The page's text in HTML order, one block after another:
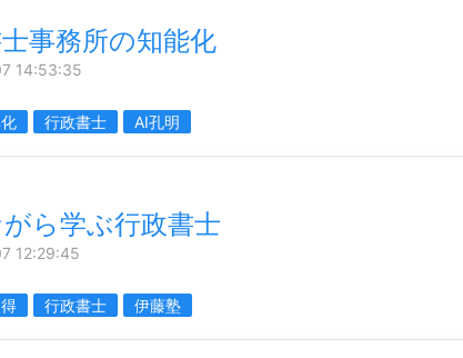
事務所の知能化
14:53:35
行政書士 AI孔明
ら学ぶ行政書士
12:29:45
行政書士 伊藤塾